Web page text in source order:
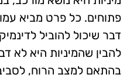
פתוחים. כל פרט מביא עמו
דבר שיכול להוביל
להבין שהמיניות היא
בהתאם למצב הרוח,